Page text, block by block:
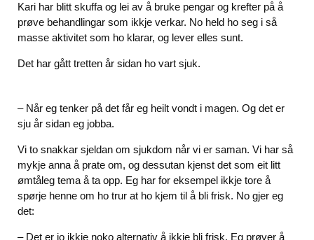
Kari har blitt skuffa og lei av å bruke pengar og krefter på å
prøve behandlingar som ikkje verkar. No held ho seg i så
masse aktivitet som ho klarar, og lever elles sunt.
Det har gått tretten år sidan ho vart sjuk.
– Når eg tenker på det får eg heilt vondt i magen. Og det er
sju år sidan eg jobba.
Vi to snakkar sjeldan om sjukdom når vi er saman. Vi har så
mykje anna å prate om, og dessutan kjenst det som eit litt
ømtåleg tema å ta opp. Eg har for eksempel ikkje tore å
spørje henne om ho trur at ho kjem til å bli frisk. No gjer eg
det:
– Det er jo ikkje noko alternativ å ikkje bli frisk. Eg prøver å